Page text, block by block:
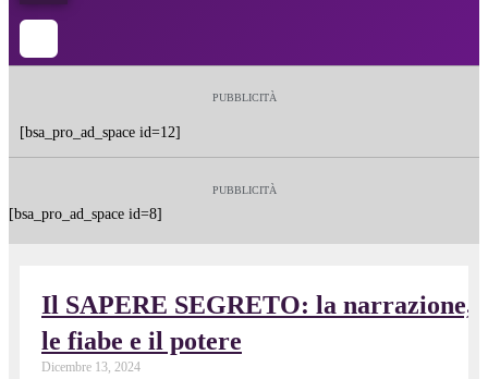
PUBBLICITÀ
[bsa_pro_ad_space id=12]
PUBBLICITÀ
[bsa_pro_ad_space id=8]
Il SAPERE SEGRETO: la narrazione,
le fiabe e il potere
Dicembre 13, 2024